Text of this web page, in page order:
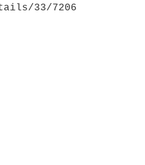
33/7206